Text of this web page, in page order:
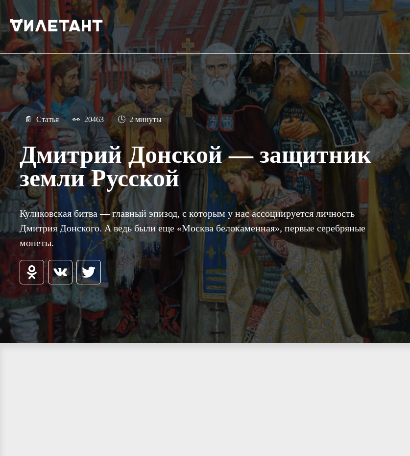
📄 Статья 👀 20463 🕓 2 минуты
Дмитрий Донской — защитник
земли Русской
Куликовская битва — главный эпизод, с которым у нас ассоциируется личность
Дмитрия Донского. А ведь были еще «Москва белокаменная», первые серебряные
монеты.